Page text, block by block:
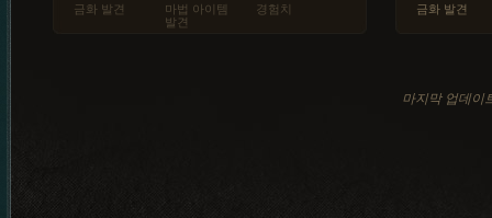
금화 발견
마법 아이템
발견
경험치 금화 발견
마지막 업데이